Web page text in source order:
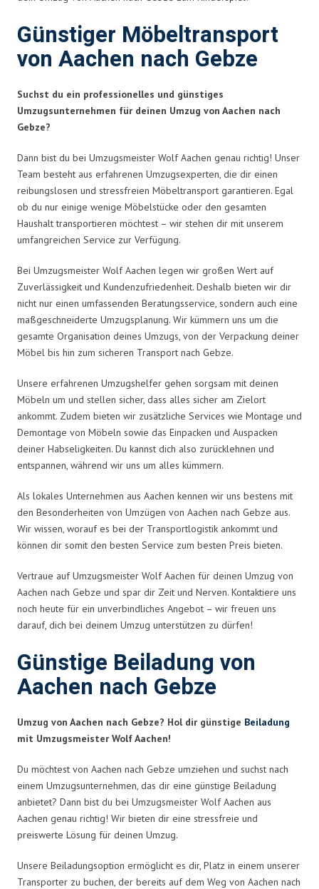
Günstiger Möbeltransport
von Aachen nach Gebze
Suchst du ein professionelles und günstiges
Umzugsunternehmen für deinen Umzug von Aachen nach
Gebze?
Dann bist du bei Umzugsmeister Wolf Aachen genau richtig! Unser
Team besteht aus erfahrenen Umzugsexperten, die dir einen
reibungslosen und stressfreien Möbeltransport garantieren. Egal
ob du nur einige wenige Möbelstücke oder den gesamten
Haushalt transportieren möchtest – wir stehen dir mit unserem
umfangreichen Service zur Verfügung.
Bei Umzugsmeister Wolf Aachen legen wir großen Wert auf
Zuverlässigkeit und Kundenzufriedenheit. Deshalb bieten wir dir
nicht nur einen umfassenden Beratungsservice, sondern auch eine
maßgeschneiderte Umzugsplanung. Wir kümmern uns um die
gesamte Organisation deines Umzugs, von der Verpackung deiner
Möbel bis hin zum sicheren Transport nach Gebze.
Unsere erfahrenen Umzugshelfer gehen sorgsam mit deinen
Möbeln um und stellen sicher, dass alles sicher am Zielort
ankommt. Zudem bieten wir zusätzliche Services wie Montage und
Demontage von Möbeln sowie das Einpacken und Auspacken
deiner Habseligkeiten. Du kannst dich also zurücklehnen und
entspannen, während wir uns um alles kümmern.
Als lokales Unternehmen aus Aachen kennen wir uns bestens mit
den Besonderheiten von Umzügen von Aachen nach Gebze aus.
Wir wissen, worauf es bei der Transportlogistik ankommt und
können dir somit den besten Service zum besten Preis bieten.
Vertraue auf Umzugsmeister Wolf Aachen für deinen Umzug von
Aachen nach Gebze und spar dir Zeit und Nerven. Kontaktiere uns
noch heute für ein unverbindliches Angebot – wir freuen uns
darauf, dich bei deinem Umzug unterstützen zu dürfen!
Günstige Beiladung von
Aachen nach Gebze
Umzug von Aachen nach Gebze? Hol dir günstige Beiladung
mit Umzugsmeister Wolf Aachen!
Du möchtest von Aachen nach Gebze umziehen und suchst nach
einem Umzugsunternehmen, das dir eine günstige Beiladung
anbietet? Dann bist du bei Umzugsmeister Wolf Aachen aus
Aachen genau richtig! Wir bieten dir eine stressfreie und
preiswerte Lösung für deinen Umzug.
Unsere Beiladungsoption ermöglicht es dir, Platz in einem unserer
Transporter zu buchen, der bereits auf dem Weg von Aachen nach